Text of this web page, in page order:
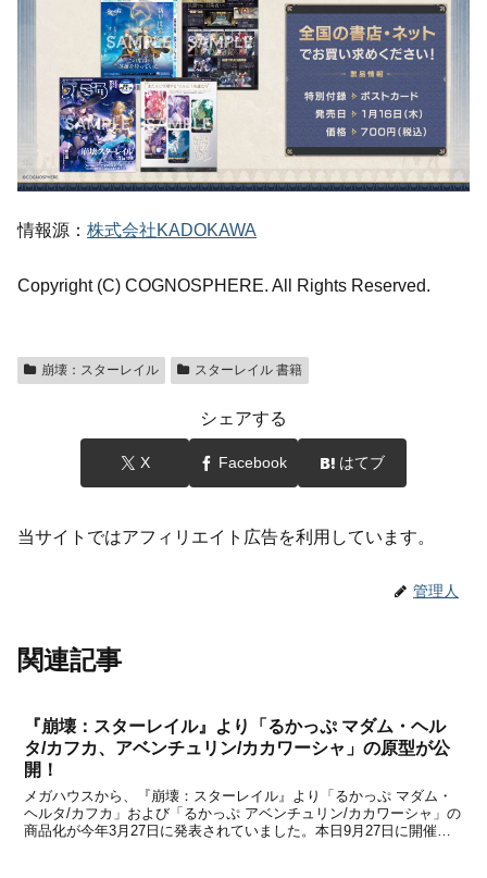
情報源： 株式会社KADOKAWA
Copyright (C) COGNOSPHERE. All Rights Reserved.
崩壊：スターレイル スターレイル 書籍
シェアする
X Facebook はてブ
当サイトではアフィリエイト広告を利用しています。
管理人
関連記事
『崩壊：スターレイル』より「るかっぷ マダム・ヘル
タ/カフカ、アベンチュリン/カカワーシャ」の原型が公
開！
メガハウスから、『崩壊：スターレイル』より「るかっぷ マダム・
ヘルタ/カフカ」および「るかっぷ アベンチュリン/カカワーシャ」の
商品化が今年3月27日に発表されていました。本日9月27日に開催さ